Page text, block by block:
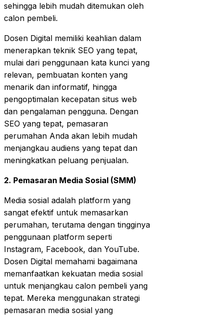
sehingga lebih mudah ditemukan oleh
calon pembeli.
Dosen Digital memiliki keahlian dalam
menerapkan teknik SEO yang tepat,
mulai dari penggunaan kata kunci yang
relevan, pembuatan konten yang
menarik dan informatif, hingga
pengoptimalan kecepatan situs web
dan pengalaman pengguna. Dengan
SEO yang tepat, pemasaran
perumahan Anda akan lebih mudah
menjangkau audiens yang tepat dan
meningkatkan peluang penjualan.
2. Pemasaran Media Sosial (SMM)
Media sosial adalah platform yang
sangat efektif untuk memasarkan
perumahan, terutama dengan tingginya
penggunaan platform seperti
Instagram, Facebook, dan YouTube.
Dosen Digital memahami bagaimana
memanfaatkan kekuatan media sosial
untuk menjangkau calon pembeli yang
tepat. Mereka menggunakan strategi
pemasaran media sosial yang